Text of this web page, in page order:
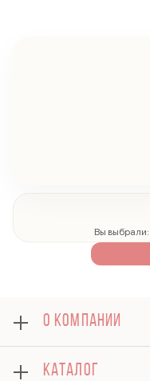
Вы выбрали:
О КОМПАНИИ
ОплатаКАТАЛОГ